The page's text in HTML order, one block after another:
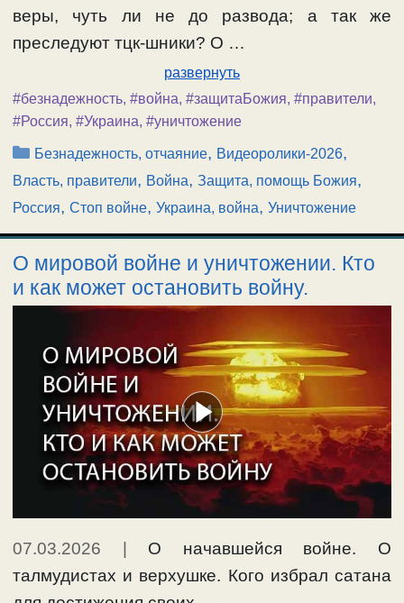
веры, чуть ли не до развода; а так же
преследуют тцк-шники? О …
развернуть
#безнадежность, #война, #защитаБожия, #правители,
#Россия, #Украина, #уничтожение
Рубрики
Безнадежность, отчаяние, Видеоролики-2026,
Власть, правители, Война, Защита, помощь Божия,
Россия, Стоп войне, Украина, война, Уничтожение
О мировой войне и уничтожении. Кто
и как может остановить войну.
07.03.2026
О начавшейся войне. О
талмудистах и верхушке. Кого избрал сатана